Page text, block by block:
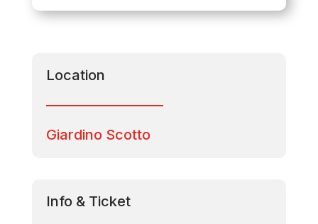
Location
Giardino Scotto
Info & Ticket